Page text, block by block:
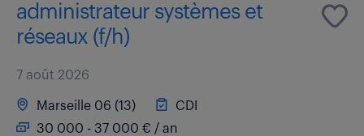
administrateur systèmes et
réseaux (f/h)
7 août 2026
Marseille 06 (13)
CDI
30 000 - 37 000 € / an